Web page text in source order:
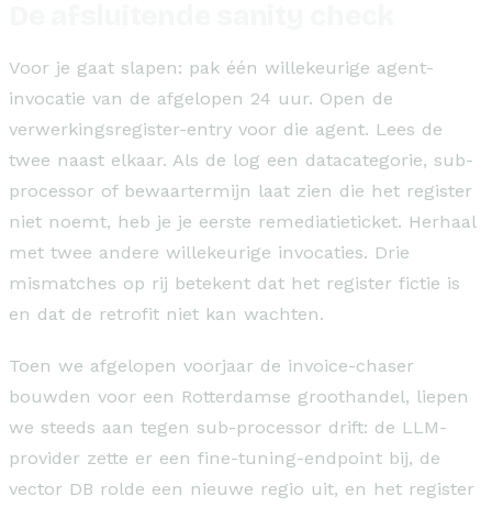
Voor je gaat slapen: pak één willekeurige agent-
invocatie van de afgelopen 24 uur. Open de
verwerkingsregister-entry voor die agent. Lees de
twee naast elkaar. Als de log een datacategorie, sub-
processor of bewaartermijn laat zien die het register
niet noemt, heb je je eerste remediatieticket. Herhaal
met twee andere willekeurige invocaties. Drie
mismatches op rij betekent dat het register fictie is
en dat de retrofit niet kan wachten.
Toen we afgelopen voorjaar de invoice-chaser
bouwden voor een Rotterdamse groothandel, liepen
we steeds aan tegen sub-processor drift: de LLM-
provider zette er een fine-tuning-endpoint bij, de
vector DB rolde een nieuwe regio uit, en het register